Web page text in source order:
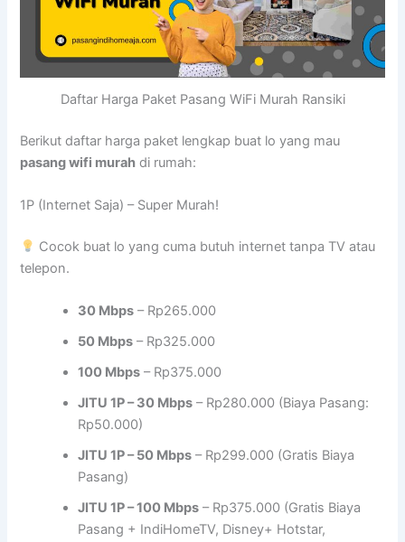
Daftar Harga Paket Pasang WiFi Murah Ransiki
Berikut daftar harga paket lengkap buat lo yang mau
pasang wifi murah di rumah:
1P (Internet Saja) – Super Murah!
Cocok buat lo yang cuma butuh internet tanpa TV atau
telepon.
30 Mbps – Rp265.000
50 Mbps – Rp325.000
100 Mbps – Rp375.000
JITU 1P – 30 Mbps – Rp280.000 (Biaya Pasang:
Rp50.000)
JITU 1P – 50 Mbps – Rp299.000 (Gratis Biaya
Pasang)
JITU 1P – 100 Mbps – Rp375.000 (Gratis Biaya
Pasang + IndiHomeTV, Disney+ Hotstar,